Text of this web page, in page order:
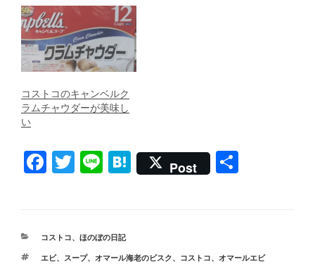
コストコのキャンベルク
ラムチャウダーが美味し
い
F
e
b
T
er
Li
H
a
Post
カ
ゴ
コストコ、 ほのぼの日記
タ
エビ、 スープ、 オマール海老のビスク、 コストコ、 オマールエビ